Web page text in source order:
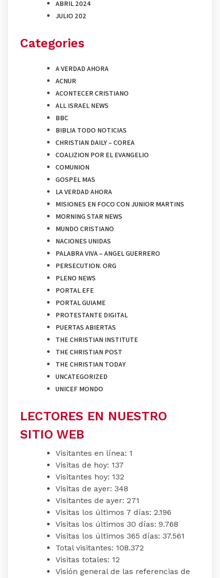
ABRIL 2024
JULIO 202
Categories
A VERDAD AHORA
ACNUR
ACONTECER CRISTIANO
ALL ISRAEL NEWS
BBC
BIBLIA TODO NOTICIAS
CHRISTIAN DAILY – COREA
COALIZION POR EL EVANGELIO
COMUNION
GOSPEL MAS
LA VERDAD AHORA
MISIONES EN FOCO CON JUNIOR MARTINS
MORNING STAR NEWS
MUNDO CRISTIANO
NACIONES UNIDAS
PALABRA VIVA – ANGEL GUERRERO
PERSECUTION. ORG
PLENO NEWS
PORTAL EFE
PORTAL GUIAME
PROTESTANTE DIGITAL
PUERTAS ABIERTAS
THE CHRISTIAN INSTITUTE
THE CHRISTIAN POST
THE CHRISTIAN TODAY
UNCATEGORIZED
UNICEF MONDO
LECTORES EN NUESTRO
SITIO WEB
Visitantes en línea: 1
Visitas de hoy: 137
Visitantes hoy: 132
Visitas de ayer: 348
Visitantes de ayer: 271
Visitas los últimos 7 días: 2.196
Visitas los últimos 30 días: 9.768
Visitas los últimos 365 días: 37.561
Total visitantes: 108.372
Visitas totales: 12
Visión general de las referencias de